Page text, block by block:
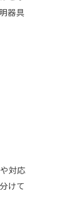
器具
対応
けて